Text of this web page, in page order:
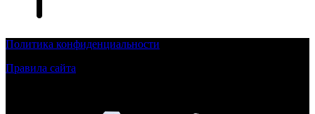
Политика конфиденциальности
Правила сайта